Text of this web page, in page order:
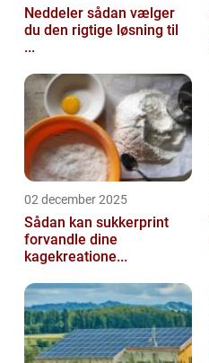
Neddeler sådan vælger
du den rigtige løsning til
...
02 december 2025
Sådan kan sukkerprint
forvandle dine
kagekreatione...